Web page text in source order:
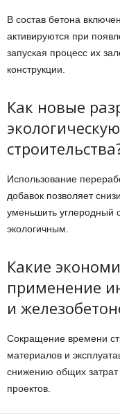
В состав бетона
активируются при
запуская процесс их
конструкции.
Как новые
Использование
добавок позволяет
уменьшить углеродный
экологичным.
Какие
применение
и
Сокращение времени
материалов и
снижению общих
проектов.